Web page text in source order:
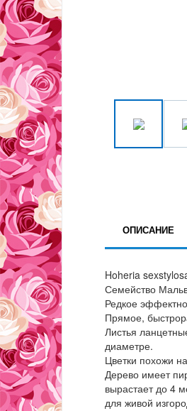
ОПИСАНИЕ
Hoheria
Семейство
Редкое
Прямое,
Листья
диаметре.
Цветки похожи
Дерево имеет
вырастает до 4
для живой